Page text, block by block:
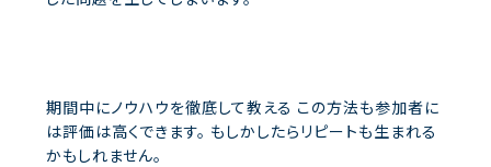
期間中にノウハウを徹底して教える この方法も参加者に
は評価は高くできます。 もしかしたらリピートも生まれる
かもしれません。